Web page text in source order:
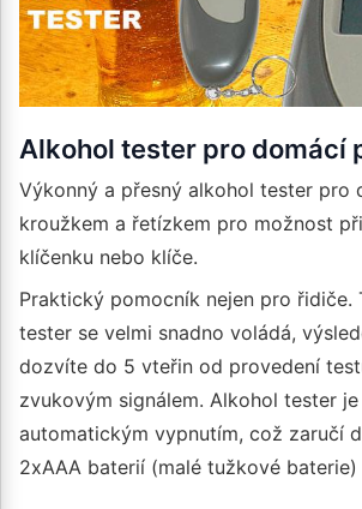
Alkohol tester pro domácí
Výkonný a přesný alkohol tester pro
kroužkem a řetízkem pro možnost
klíčenku nebo klíče.
Praktický pomocník nejen pro řidiče.
tester se velmi snadno voládá,
dozvíte do 5 vteřin od provedení
zvukovým signálem. Alkohol tester
automatickým vypnutím, což zaručí
2xAAA baterií (malé tužkové baterie)